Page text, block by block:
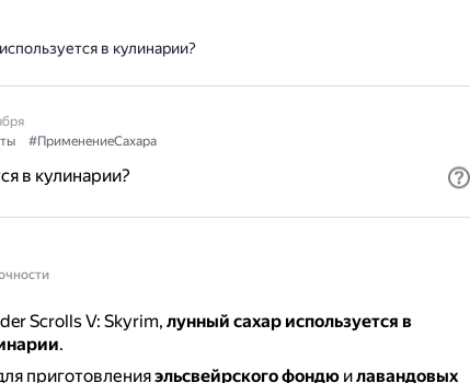
в кулинарии?
#ПрименениеСахара
в кулинарии?
Scrolls V: Skyrim, лунный сахар используется в
.
приготовленияэльсвейрского фондюилавандовых